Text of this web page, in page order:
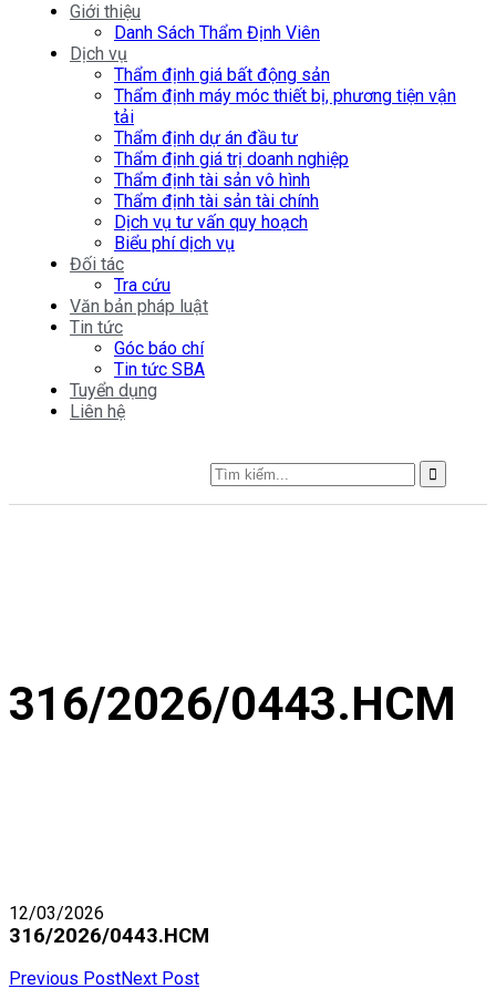
Giới thiệu
Danh Sách Thẩm Định Viên
Dịch vụ
Thẩm định giá bất động sản
Thẩm định máy móc thiết bị, phương tiện vận
tải
Thẩm định dự án đầu tư
Thẩm định giá trị doanh nghiệp
Thẩm định tài sản vô hình
Thẩm định tài sản tài chính
Dịch vụ tư vấn quy hoạch
Biểu phí dịch vụ
Đối tác
Tra cứu
Văn bản pháp luật
Tin tức
Góc báo chí
Tin tức SBA
Tuyển dụng
Liên hệ
316/2026/0443.HCM
12/03/2026
316/2026/0443.HCM
Previous PostNext Post